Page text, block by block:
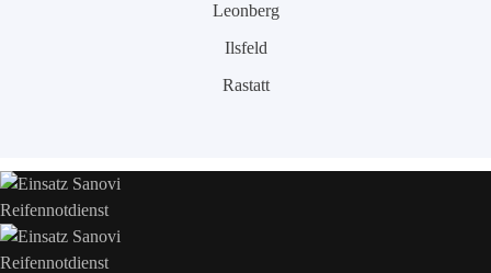
Leonberg
Ilsfeld
Rastatt